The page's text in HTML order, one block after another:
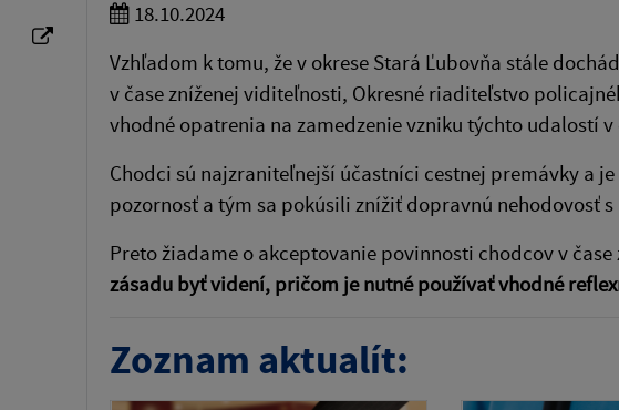
18.10.2024
Vzhľadom k tomu, že v okrese Stará Ľubovňa stále
v čase zníženej viditeľnosti, Okresné riaditeľstvo
vhodné opatrenia na zamedzenie vzniku týchto udalostí
Chodci sú najzraniteľnejší účastníci cestnej premávky a
pozornosť a tým sa pokúsili znížiť dopravnú nehodovosť s
Preto žiadame o akceptovanie povinnosti chodcov v
zásadu byť videní, pričom je nutné používať vhodné
Zoznam aktualít: